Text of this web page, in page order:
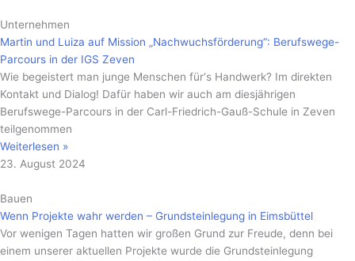
Unternehmen
Martin und Luiza auf Mission „Nachwuchsförderung“: Berufswege-
Parcours in der IGS Zeven
Wie begeistert man junge Menschen für‘s Handwerk? Im direkten
Kontakt und Dialog! Dafür haben wir auch am diesjährigen
Berufswege-Parcours in der Carl-Friedrich-Gauß-Schule in Zeven
teilgenommen
Weiterlesen »
23. August 2024
Bauen
Wenn Projekte wahr werden – Grundsteinlegung in Eimsbüttel
Vor wenigen Tagen hatten wir großen Grund zur Freude, denn bei
einem unserer aktuellen Projekte wurde die Grundsteinlegung